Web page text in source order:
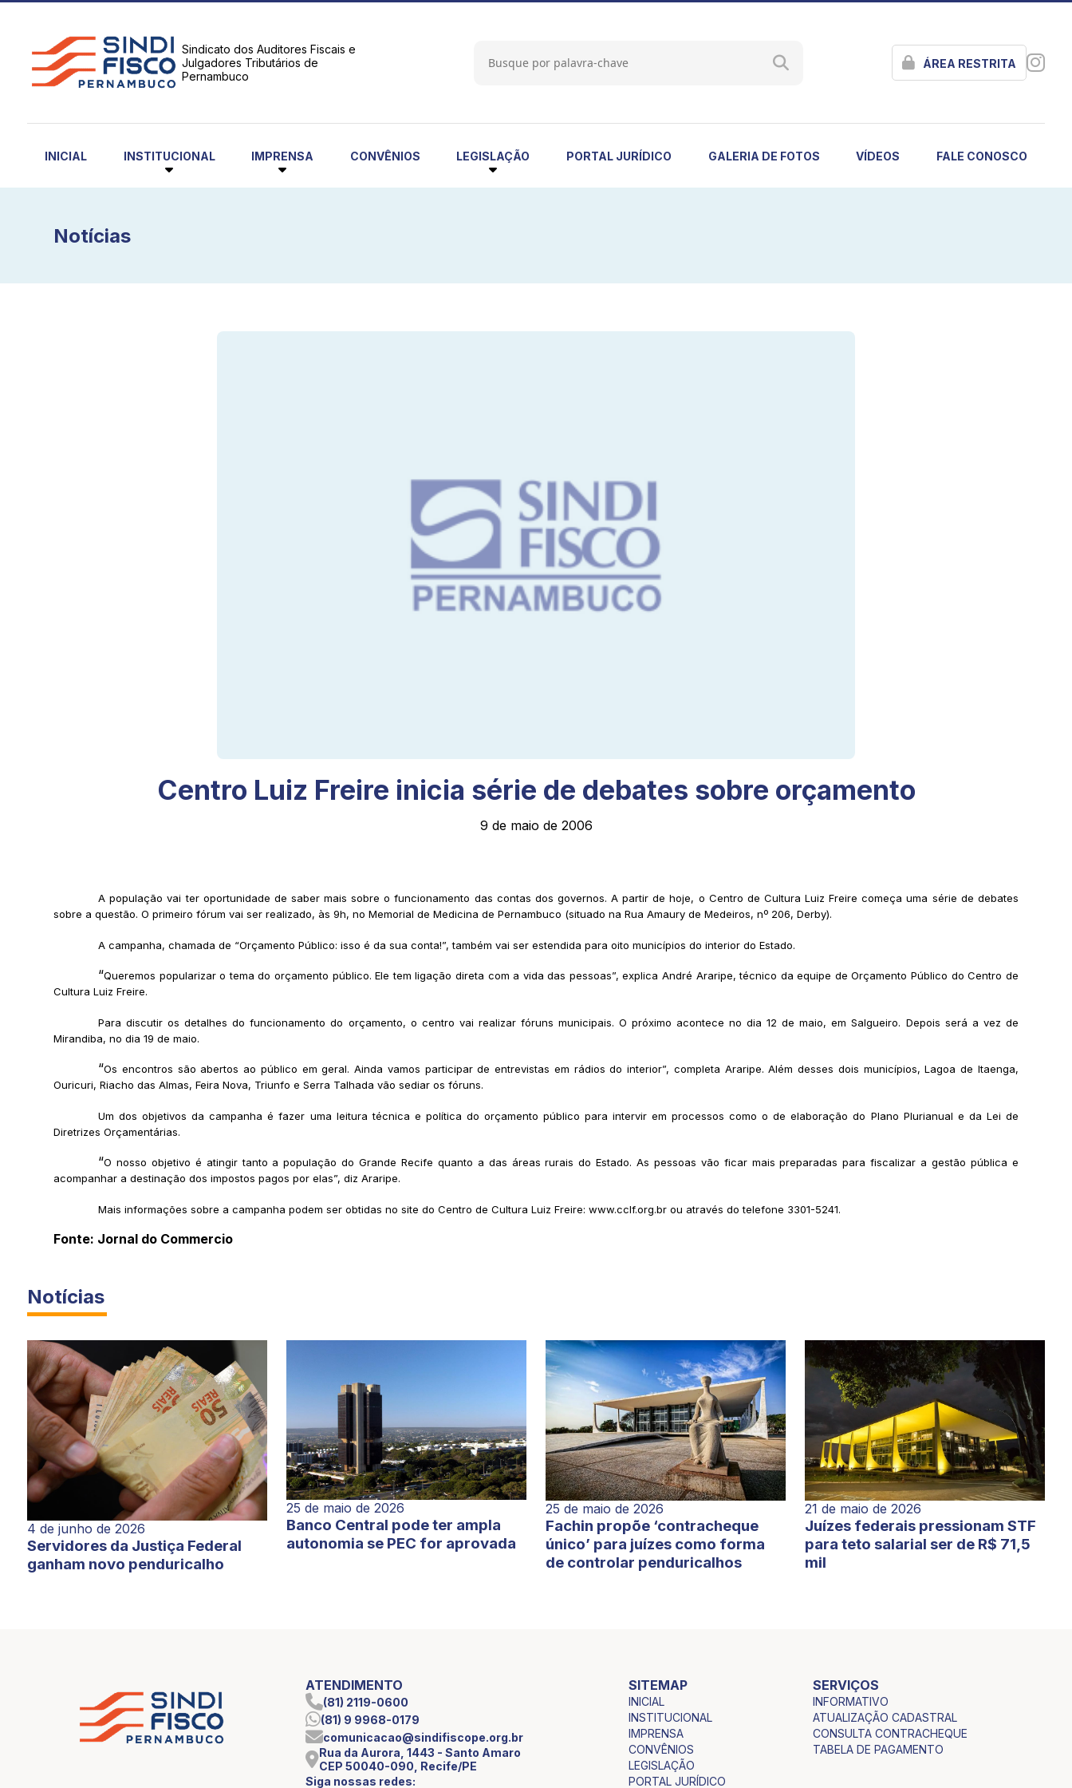
Sindicato dos Auditores Fiscais e
Julgadores Tributários de
Pernambuco
ÁREA RESTRITA
INICIAL INSTITUCIONAL IMPRENSA CONVÊNIOS LEGISLAÇÃO PORTAL JURÍDICO GALERIA DE FOTOS VÍDEOS FALE CONOSCO
Notícias
Centro Luiz Freire inicia série de debates sobre orçamento
9 de maio de 2006
A população vai ter oportunidade de saber mais sobre o funcionamento das contas dos governos. A partir de hoje, o Centro de Cultura Luiz Freire começa uma série de debates
sobre a questão. O primeiro fórum vai ser realizado, às 9h, no Memorial de Medicina de Pernambuco (situado na Rua Amaury de Medeiros, nº 206, Derby).
A campanha, chamada de “Orçamento Público: isso é da sua conta!”, também vai ser estendida para oito municípios do interior do Estado.
“Queremos popularizar o tema do orçamento público. Ele tem ligação direta com a vida das pessoas”, explica André Araripe, técnico da equipe de Orçamento Público do Centro de
Cultura Luiz Freire.
Para discutir os detalhes do funcionamento do orçamento, o centro vai realizar fóruns municipais. O próximo acontece no dia 12 de maio, em Salgueiro. Depois será a vez de
Mirandiba, no dia 19 de maio.
“Os encontros são abertos ao público em geral. Ainda vamos participar de entrevistas em rádios do interior”, completa Araripe. Além desses dois municípios, Lagoa de Itaenga,
Ouricuri, Riacho das Almas, Feira Nova, Triunfo e Serra Talhada vão sediar os fóruns.
Um dos objetivos da campanha é fazer uma leitura técnica e política do orçamento público para intervir em processos como o de elaboração do Plano Plurianual e da Lei de
Diretrizes Orçamentárias.
“O nosso objetivo é atingir tanto a população do Grande Recife quanto a das áreas rurais do Estado. As pessoas vão ficar mais preparadas para fiscalizar a gestão pública e
acompanhar a destinação dos impostos pagos por elas”, diz Araripe.
Mais informações sobre a campanha podem ser obtidas no site do Centro de Cultura Luiz Freire: www.cclf.org.br ou através do telefone 3301-5241.
Fonte: Jornal do Commercio
Notícias
4 de junho de 2026
Servidores da Justiça Federal
ganham novo penduricalho
25 de maio de 2026
Banco Central pode ter ampla
autonomia se PEC for aprovada
25 de maio de 2026
Fachin propõe ‘contracheque
único’ para juízes como forma
de controlar penduricalhos
21 de maio de 2026
Juízes federais pressionam STF
para teto salarial ser de R$ 71,5
mil
ATENDIMENTO
(81) 2119-0600
(81) 9 9968-0179
comunicacao@sindifiscope.org.br
Rua da Aurora, 1443 - Santo Amaro
CEP 50040-090, Recife/PE
Siga nossas redes:
SITEMAP
INICIAL
INSTITUCIONAL
IMPRENSA
CONVÊNIOS
LEGISLAÇÃO
PORTAL JURÍDICO
SERVIÇOS
INFORMATIVO
ATUALIZAÇÃO CADASTRAL
CONSULTA CONTRACHEQUE
TABELA DE PAGAMENTO